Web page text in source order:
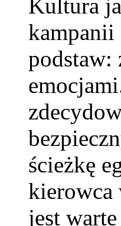
Kultura
kampanii
podstaw:
ścieżkę
kierowca
jest